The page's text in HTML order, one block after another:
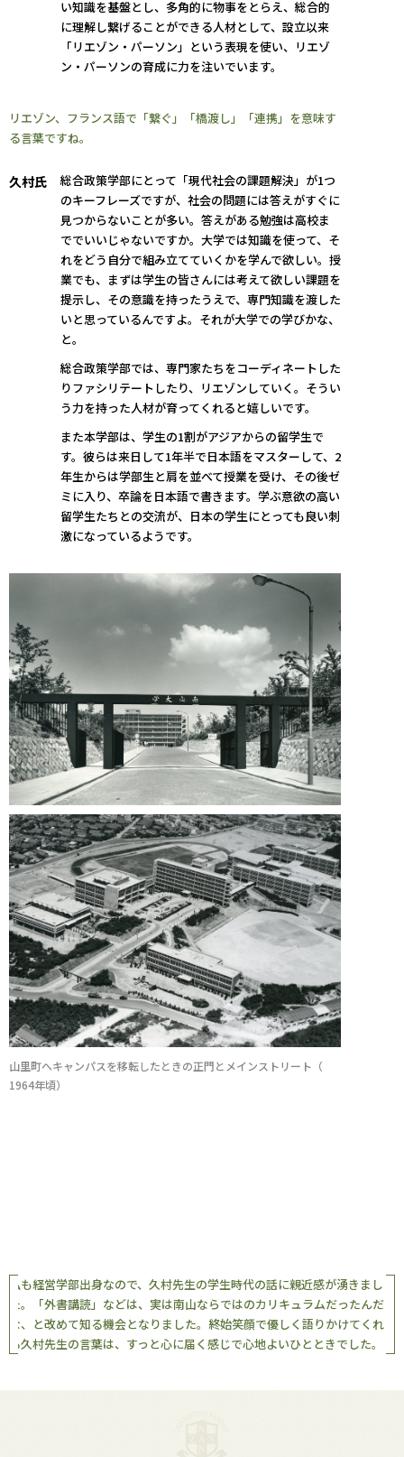
い知識を基盤とし、多角的に物事をとらえ、総合的
に理解し繋げることができる人材として、設立以来
「リエゾン・パーソン」という表現を使い、リエゾ
ン・パーソンの育成に力を注いでいます。
リエゾン、フランス語で「繋ぐ」「橋渡し」「連携」を意味す
る言葉ですね。
久村氏
総合政策学部にとって「現代社会の課題解決」が1つ
のキーフレーズですが、社会の問題には答えがすぐに
見つからないことが多い。答えがある勉強は高校ま
ででいいじゃないですか。大学では知識を使って、そ
れをどう自分で組み立てていくかを学んで欲しい。授
業でも、まずは学生の皆さんには考えて欲しい課題を
提示し、その意識を持ったうえで、専門知識を渡した
いと思っているんですよ。それが大学での学びかな、
と。
総合政策学部では、専門家たちをコーディネートした
りファシリテートしたり、リエゾンしていく。そうい
う力を持った人材が育ってくれると嬉しいです。
また本学部は、学生の1割がアジアからの留学生で
す。彼らは来日して1年半で日本語をマスターして、2
年生からは学部生と肩を並べて授業を受け、その後ゼ
ミに入り、卒論を日本語で書きます。学ぶ意欲の高い
留学生たちとの交流が、日本の学生にとっても良い刺
激になっているようです。
山里町へキャンパスを移転したときの正門とメインストリート（
1964年頃）
私も経営学部出身なので、久村先生の学生時代の話に親近感が湧きまし
た。「外書講読」などは、実は南山ならではのカリキュラムだったんだ
な、と改めて知る機会となりました。終始笑顔で優しく語りかけてくれ
る久村先生の言葉は、すっと心に届く感じで心地よいひとときでした。